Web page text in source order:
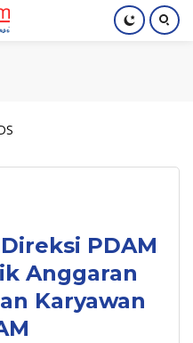
Index
PDAM
Anggaran
Karyawan